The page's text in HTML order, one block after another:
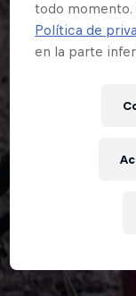
todo momento.
Política de
en la parte